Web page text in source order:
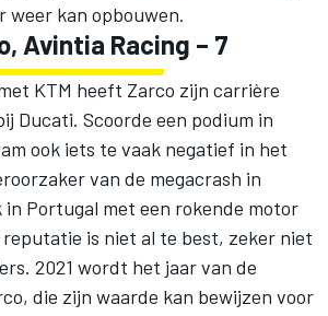
weer kan opbouwen.
Avintia Racing – 7
KTM heeft Zarco zijn carrière
Ducati. Scoorde een podium in
ook iets te vaak negatief in het
van de megacrash in
in Portugal met een rokende motor
reputatie is niet al te best, zeker niet
2021 wordt het jaar van de
die zijn waarde kan bewijzen voor